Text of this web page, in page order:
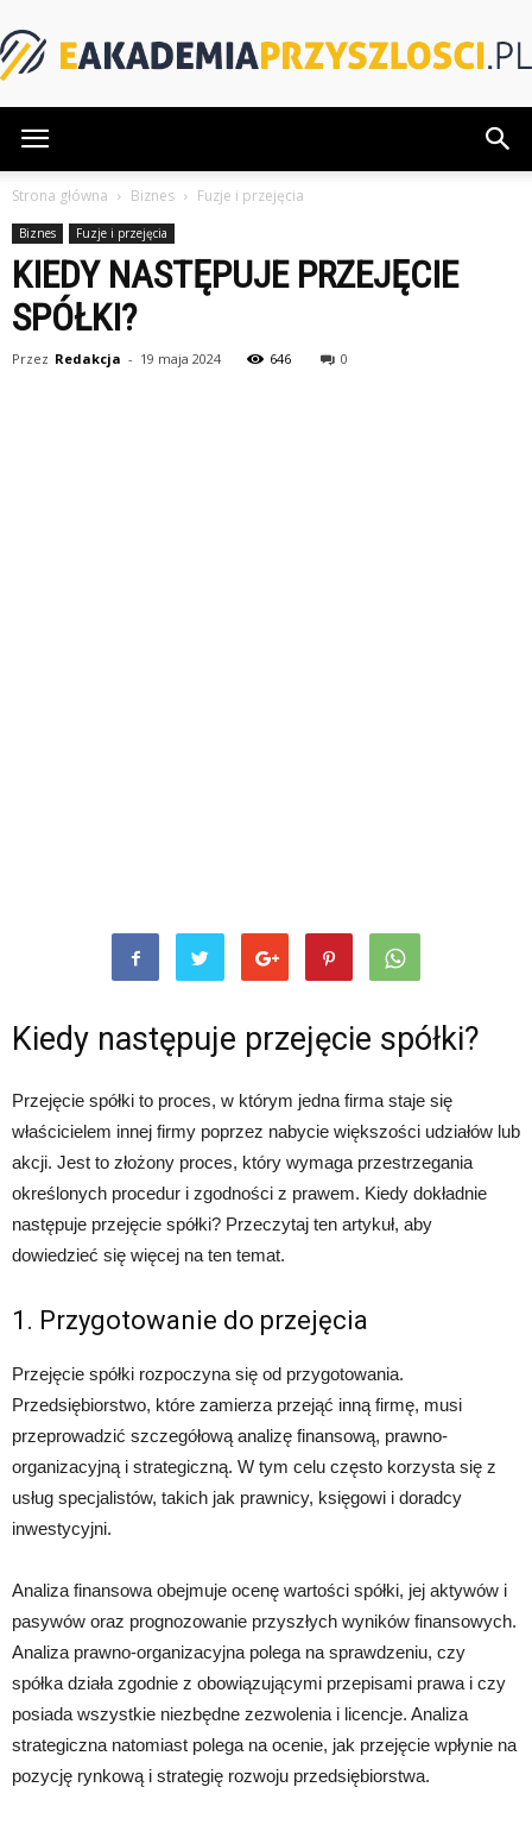
Strona główna Biznes Fuzje i przejęcia
Biznes Fuzje i przejęcia
KIEDY NASTĘPUJE PRZEJĘCIE
SPÓŁKI?
Przez Redakcja - 19 maja 2024 646 0
Kiedy następuje przejęcie spółki?
Przejęcie spółki to proces, w którym jedna firma staje się
właścicielem innej firmy poprzez nabycie większości udziałów lub
akcji. Jest to złożony proces, który wymaga przestrzegania
określonych procedur i zgodności z prawem. Kiedy dokładnie
następuje przejęcie spółki? Przeczytaj ten artykuł, aby
dowiedzieć się więcej na ten temat.
1. Przygotowanie do przejęcia
Przejęcie spółki rozpoczyna się od przygotowania.
Przedsiębiorstwo, które zamierza przejąć inną firmę, musi
przeprowadzić szczegółową analizę finansową, prawno-
organizacyjną i strategiczną. W tym celu często korzysta się z
usług specjalistów, takich jak prawnicy, księgowi i doradcy
inwestycyjni.
Analiza finansowa obejmuje ocenę wartości spółki, jej aktywów i
pasywów oraz prognozowanie przyszłych wyników finansowych.
Analiza prawno-organizacyjna polega na sprawdzeniu, czy
spółka działa zgodnie z obowiązującymi przepisami prawa i czy
posiada wszystkie niezbędne zezwolenia i licencje. Analiza
strategiczna natomiast polega na ocenie, jak przejęcie wpłynie na
pozycję rynkową i strategię rozwoju przedsiębiorstwa.